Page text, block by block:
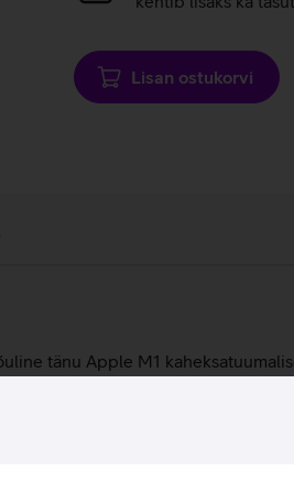
Lisan ostukorvi
tänu Apple M1
256 GB mahuga SSD ketas
mis on kuni 18 tundi. Sülearvuti
parem ja graafika võimsus kuni